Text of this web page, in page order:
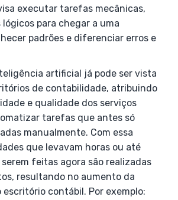
executar tarefas mecânicas,
para chegar a uma
padrões e diferenciar erros e
artificial já pode ser vista
de contabilidade, atribuindo
e qualidade dos serviços
tarefas que antes só
manualmente. Com essa
que levavam horas ou até
serem feitas agora são realizadas
resultando no aumento da
contábil. Por exemplo: